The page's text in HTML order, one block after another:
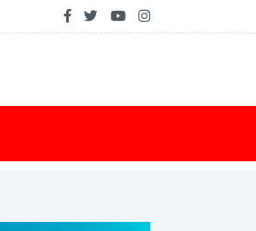
Dışişleri Bakanlığı'nda Suriye gündemli